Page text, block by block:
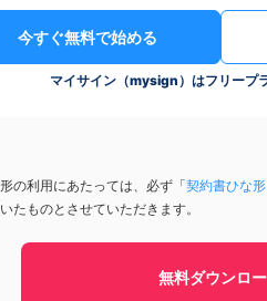
今すぐ無料で始める
マイサイン（mysign）はフリープ
の利用にあたっては、必ず「契約書ひな
たものとさせていただきます。
無料ダウンロ